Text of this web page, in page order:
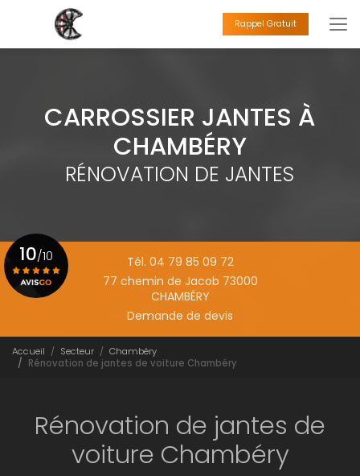
principal
Rappel Gratuit
CARROSSIER JANTES À
CHAMBÉRY
RÉNOVATION DE JANTES
Tél. 04 79 85 09 72
77 chemin de Jacob 73000
CHAMBÉRY
Demande de devis
10/10
Accueil Secteur
Chambéry
Rénovation de jantes de voiture Chambéry
Rénovation de jantes de
voiture Chambéry